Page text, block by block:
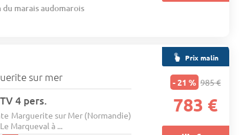
marais audomarois
sur mer
4 pers.
Marguerite sur Mer (Normandie)
Marqueval à ...
Prix malin
- 21 % 985 €
783 €